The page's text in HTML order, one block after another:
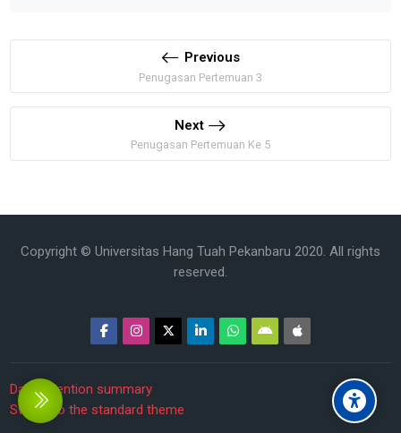
Previous
Penugasan Pertemuan 3
Next
Penugasan Pertemuan Ke 5
Copyright © Universitas Hang Tuah Pekanbaru 2020. All rights
reserved.
Data retention summary
Switch to the standard theme